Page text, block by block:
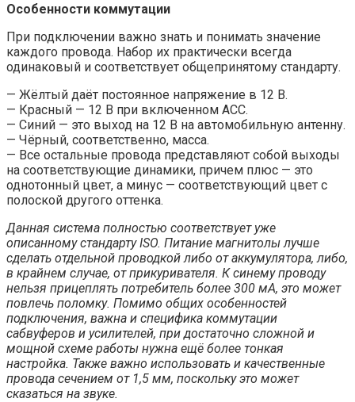
Особенности коммутации
При подключении важно знать и понимать значение
каждого провода. Набор их практически всегда
одинаковый и соответствует общепринятому стандарту.
— Жёлтый даёт постоянное напряжение в 12 В.
— Красный — 12 В при включенном АСС.
— Синий — это выход на 12 В на автомобильную антенну.
— Чёрный, соответственно, масса.
— Все остальные провода представляют собой выходы
на соответствующие динамики, причем плюс — это
однотонный цвет, а минус — соответствующий цвет с
полоской другого оттенка.
Данная система полностью соответствует уже
описанному стандарту ISO. Питание магнитолы лучше
сделать отдельной проводкой либо от аккумулятора, либо,
в крайнем случае, от прикуривателя. К синему проводу
нельзя прицеплять потребитель более 300 мА, это может
повлечь поломку. Помимо общих особенностей
подключения, важна и специфика коммутации
сабвуферов и усилителей, при достаточно сложной и
мощной схеме работы нужна ещё более тонкая
настройка. Также важно использовать и качественные
провода сечением от 1,5 мм, поскольку это может
сказаться на звуке.